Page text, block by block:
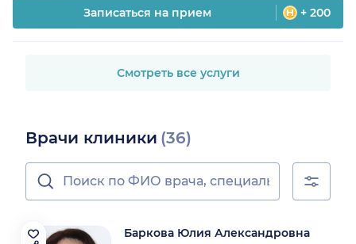
Записаться на прием + 200
Смотреть все услуги
Врачи клиники (36)
Баркова Юлия Александровна